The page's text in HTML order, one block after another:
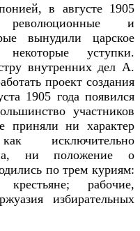
в августе 1905
революционные и
вынудили царское
уступки.
внутренних дел А.
проект создания
1905 года появился
участников
приняли ни характер
исключительно
ни положение о
по трем куриям:
крестьяне; рабочие,
избирательных